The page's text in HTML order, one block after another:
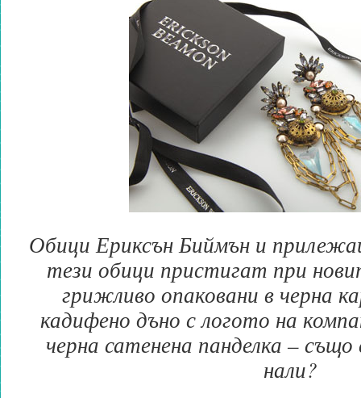
Обици Ериксън Биймън и
тези обици пристигат при
грижливо опаковани в черна
кадифено дъно с логото на
черна сатенена панделка –
нали?